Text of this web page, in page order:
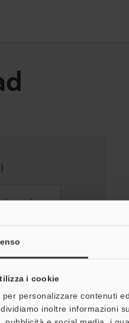
i cookie
per personalizzare contenuti
inoltre informazioni